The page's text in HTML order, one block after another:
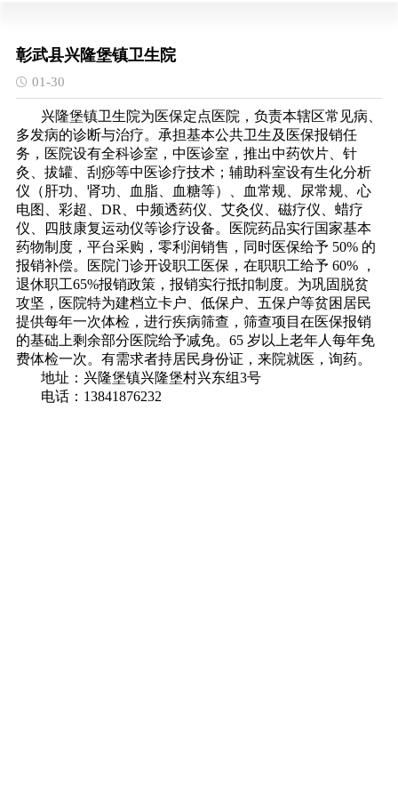
彰武县兴隆堡镇卫生院
01-30
兴隆堡镇卫生院为医保定点医院，负责本辖区常见病、
多发病的诊断与治疗。承担基本公共卫生及医保报销任
务，医院设有全科诊室，中医诊室，推出中药饮片、针
灸、拔罐、刮痧等中医诊疗技术；辅助科室设有生化分析
仪（肝功、肾功、血脂、血糖等）、血常规、尿常规、心
电图、彩超、DR、中频透药仪、艾灸仪、磁疗仪、蜡疗
仪、四肢康复运动仪等诊疗设备。医院药品实行国家基本
药物制度，平台采购，零利润销售，同时医保给予 50% 的
报销补偿。医院门诊开设职工医保，在职职工给予 60% ，
退休职工65%报销政策，报销实行抵扣制度。为巩固脱贫
攻坚，医院特为建档立卡户、低保户、五保户等贫困居民
提供每年一次体检，进行疾病筛查，筛查项目在医保报销
的基础上剩余部分医院给予减免。65 岁以上老年人每年免
费体检一次。有需求者持居民身份证，来院就医，询药。
地址：兴隆堡镇兴隆堡村兴东组3号
电话：13841876232